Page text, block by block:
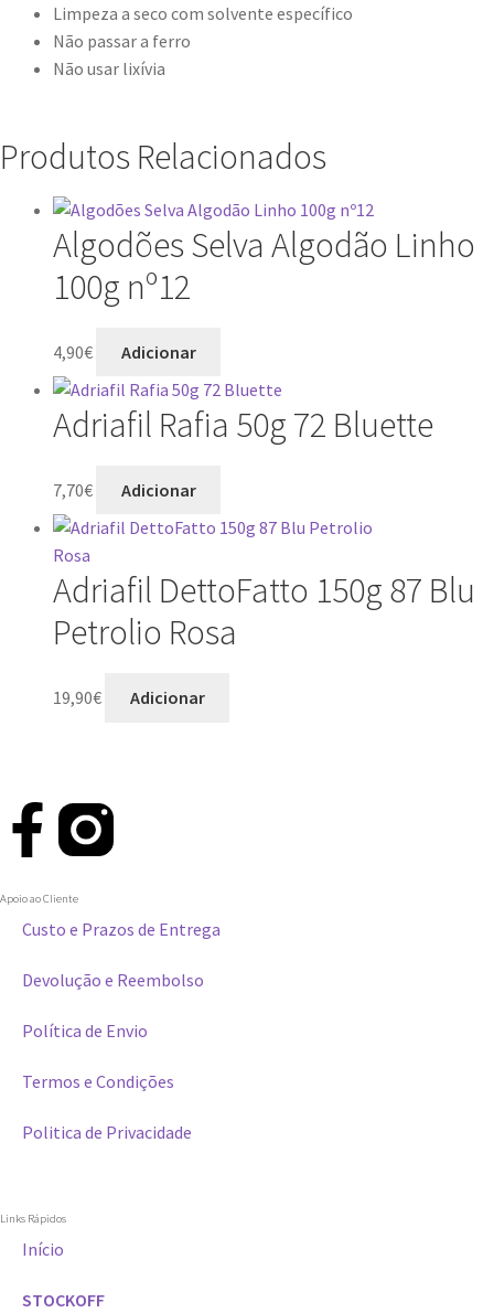
Limpeza a seco com solvente específico
Não passar a ferro
Não usar lixívia
Produtos Relacionados
Algodões Selva Algodão Linho
100g nº12
4,90€ Adicionar
Adriafil Rafia 50g 72 Bluette
7,70€ Adicionar
Adriafil DettoFatto 150g 87 Blu
Petrolio Rosa
19,90€ Adicionar
Apoio ao Cliente
Custo e Prazos de Entrega
Devolução e Reembolso
Política de Envio
Termos e Condições
Politica de Privacidade
Links Rápidos
Início
STOCKOFF